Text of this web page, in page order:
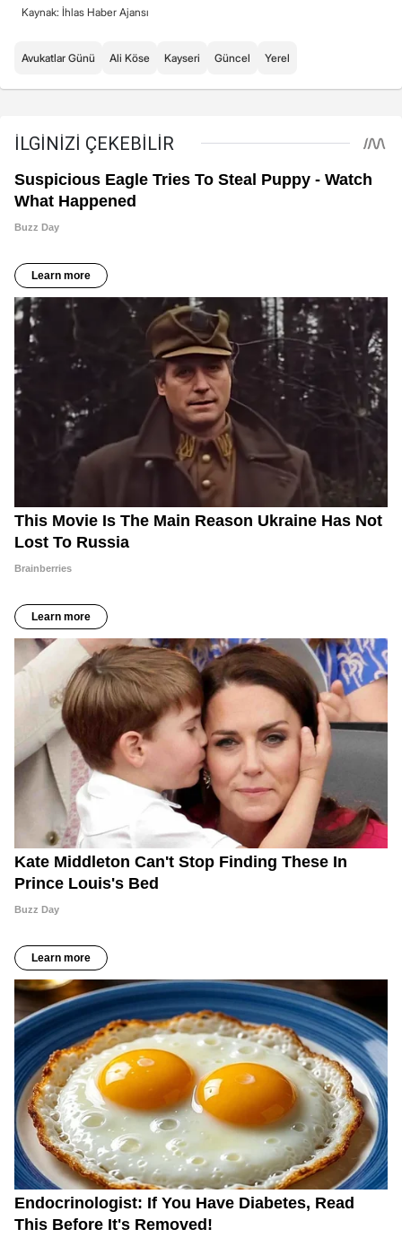
Kaynak: İhlas Haber Ajansı
Avukatlar Günü Ali Köse Kayseri Güncel Yerel